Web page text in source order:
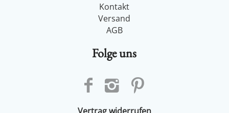
Folge uns
© 2024 - Batiloo GmbH
Die durchgestrichenen Preise entsprechen dem bisherigen Preis in